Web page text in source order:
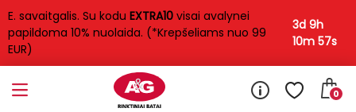
E. savaitgalis. Su kodu EXTRA10 visai avalynei
papildoma 10% nuolaida. (*Krepšeliams nuo 99
EUR)
3d 9h
10m 57s
0
FILTRAS
Kaina